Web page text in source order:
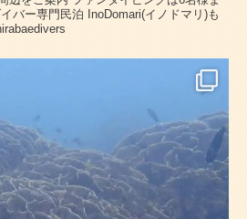
バー専門民泊 InoDomari(イノドマリ)も